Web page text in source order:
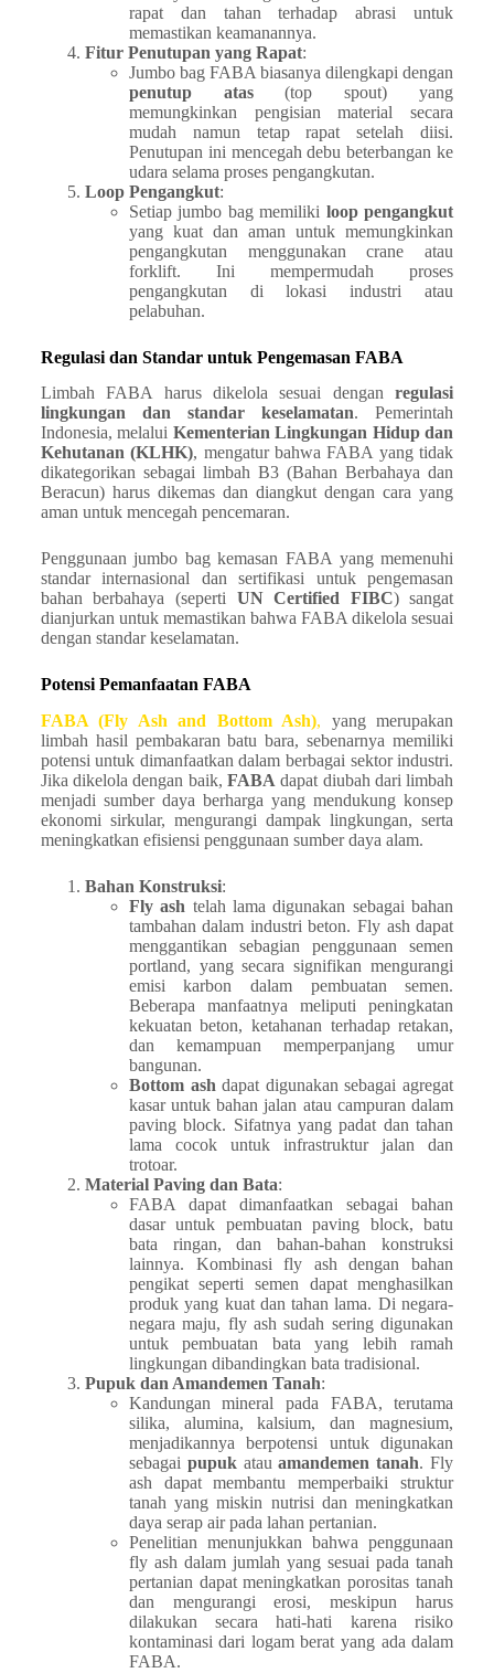
rapat dan tahan terhadap abrasi untuk
memastikan keamanannya.
Fitur Penutupan yang Rapat:
Jumbo bag FABA biasanya dilengkapi dengan
penutup atas(top spout) yang
memungkinkan pengisian material secara
mudah namun tetap rapat setelah diisi.
Penutupan ini mencegah debu beterbangan ke
udara selama proses pengangkutan.
Loop Pengangkut:
Setiap jumbo bag memiliki loop pengangkut
yang kuat dan aman untuk memungkinkan
pengangkutan menggunakan crane atau
forklift. Ini mempermudah proses
pengangkutan di lokasi industri atau
pelabuhan.
Regulasi dan Standar untuk Pengemasan FABA
Limbah FABA harus dikelola sesuai denganregulasi
lingkungan dan standar keselamatan. Pemerintah
Indonesia, melalui Kementerian Lingkungan Hidup dan
Kehutanan (KLHK), mengatur bahwa FABA yang tidak
dikategorikan sebagai limbah B3 (Bahan Berbahaya dan
Beracun) harus dikemas dan diangkut dengan cara yang
aman untuk mencegah pencemaran.
Penggunaan jumbo bag kemasan FABA yang memenuhi
standar internasional dan sertifikasi untuk pengemasan
bahan berbahaya (seperti UN Certified FIBC) sangat
dianjurkan untuk memastikan bahwa FABA dikelola sesuai
dengan standar keselamatan.
Potensi Pemanfaatan FABA
FABA (Fly Ash and Bottom Ash), yang merupakan
limbah hasil pembakaran batu bara, sebenarnya memiliki
potensi untuk dimanfaatkan dalam berbagai sektor industri.
Jika dikelola dengan baik, FABA dapat diubah dari limbah
menjadi sumber daya berharga yang mendukung konsep
ekonomi sirkular, mengurangi dampak lingkungan, serta
meningkatkan efisiensi penggunaan sumber daya alam.
Bahan Konstruksi:
Fly ash telah lama digunakan sebagai bahan
tambahan dalam industri beton. Fly ash dapat
menggantikan sebagian penggunaan semen
portland, yang secara signifikan mengurangi
emisi karbon dalam pembuatan semen.
Beberapa manfaatnya meliputi peningkatan
kekuatan beton, ketahanan terhadap retakan,
dan kemampuan memperpanjang umur
bangunan.
Bottom ash dapat digunakan sebagai agregat
kasar untuk bahan jalan atau campuran dalam
paving block. Sifatnya yang padat dan tahan
lama cocok untuk infrastruktur jalan dan
trotoar.
Material Paving dan Bata:
FABA dapat dimanfaatkan sebagai bahan
dasar untuk pembuatan paving block, batu
bata ringan, dan bahan-bahan konstruksi
lainnya. Kombinasi fly ash dengan bahan
pengikat seperti semen dapat menghasilkan
produk yang kuat dan tahan lama. Di negara-
negara maju, fly ash sudah sering digunakan
untuk pembuatan bata yang lebih ramah
lingkungan dibandingkan bata tradisional.
Pupuk dan Amandemen Tanah:
Kandungan mineral pada FABA, terutama
silika, alumina, kalsium, dan magnesium,
menjadikannya berpotensi untuk digunakan
sebagai pupukatauamandemen tanah. Fly
ash dapat membantu memperbaiki struktur
tanah yang miskin nutrisi dan meningkatkan
daya serap air pada lahan pertanian.
Penelitian menunjukkan bahwa penggunaan
fly ash dalam jumlah yang sesuai pada tanah
pertanian dapat meningkatkan porositas tanah
dan mengurangi erosi, meskipun harus
dilakukan secara hati-hati karena risiko
kontaminasi dari logam berat yang ada dalam
FABA.